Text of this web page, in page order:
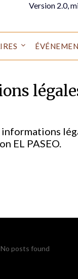
Version 2.0,
EL PASEO.
No posts found